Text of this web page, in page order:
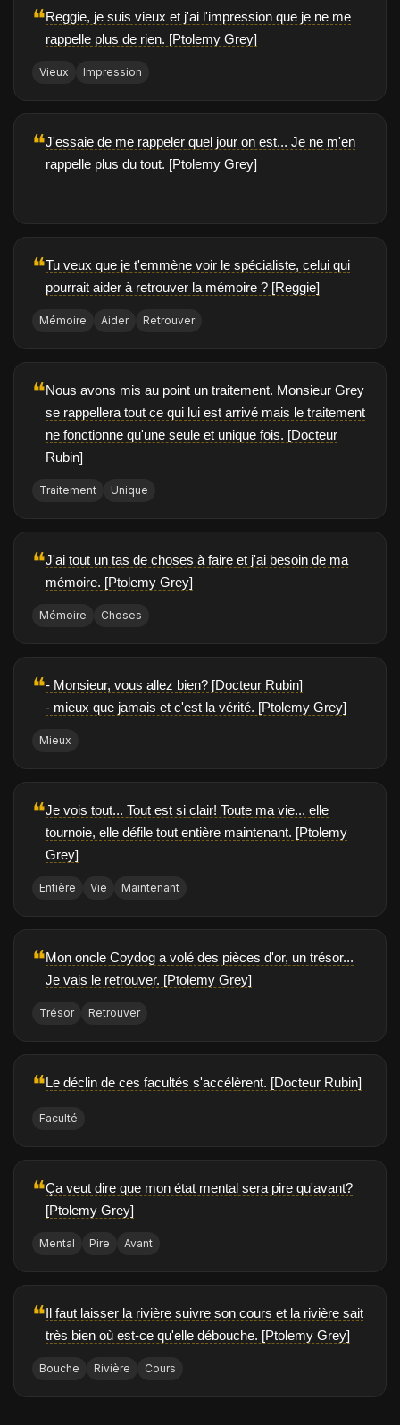
❝Reggie, je suis vieux et j'ai l'impression que je ne me
rappelle plus de rien. [Ptolemy Grey]
Vieux Impression
❝J'essaie de me rappeler quel jour on est... Je ne m'en
rappelle plus du tout. [Ptolemy Grey]
❝Tu veux que je t'emmène voir le spécialiste, celui qui
pourrait aider à retrouver la mémoire ? [Reggie]
Mémoire Aider Retrouver
❝Nous avons mis au point un traitement. Monsieur Grey
se rappellera tout ce qui lui est arrivé mais le traitement
ne fonctionne qu'une seule et unique fois. [Docteur
Rubin]
Traitement Unique
❝J'ai tout un tas de choses à faire et j'ai besoin de ma
mémoire. [Ptolemy Grey]
Mémoire Choses
❝- Monsieur, vous allez bien? [Docteur Rubin]
- mieux que jamais et c'est la vérité. [Ptolemy Grey]
Mieux
❝Je vois tout... Tout est si clair! Toute ma vie... elle
tournoie, elle défile tout entière maintenant. [Ptolemy
Grey]
Entière Vie Maintenant
❝Mon oncle Coydog a volé des pièces d'or, un trésor...
Je vais le retrouver. [Ptolemy Grey]
Trésor Retrouver
❝Le déclin de ces facultés s'accélèrent. [Docteur Rubin]
Faculté
❝Ça veut dire que mon état mental sera pire qu'avant?
[Ptolemy Grey]
Mental Pire Avant
❝Il faut laisser la rivière suivre son cours et la rivière sait
très bien où est-ce qu'elle débouche. [Ptolemy Grey]
Bouche Rivière Cours